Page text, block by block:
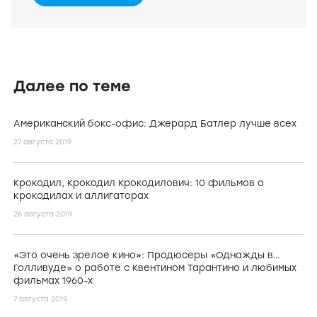
Далее по теме
Американский бокс-офис: Джерард Батлер лучше всех
27 августа 2019
Крокодил, Крокодил Крокодилович: 10 фильмов о
крокодилах и аллигаторах
26 августа 2019
«Это очень зрелое кино»: Продюсеры «Однажды в…
Голливуде» о работе с Квентином Тарантино и любимых
фильмах 1960-х
7 августа 2019